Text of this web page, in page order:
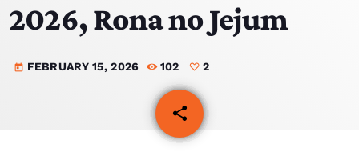
NOTISIA
EKIPA
2026, Rona no Jejum
today FEBRUARY 15, 2026 102 2
share
email